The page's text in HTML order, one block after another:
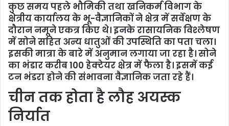
कुछ समय पहले भौमिकी तथा खनिकर्म विभाग के
क्षेत्रीय कार्यालय के भू-वैज्ञानिकों ने क्षेत्र में सर्वेक्षण के
दौरान नमूने एकत्र किए थे। इनके रासायनिक विश्लेषण
में सोने सहित अन्य धातुओं की उपस्थिति का पता चला।
इसकी मात्रा के बारे में अनुमान लगाया जा रहा है। सोने
का भंडार करीब 100 हेक्टेयर क्षेत्र में फैला है। इसमें कई
टन भंडरा होने की संभावना वैज्ञानिक जता रहे हैं।
चीन तक होता है लौह अयस्क
निर्यात